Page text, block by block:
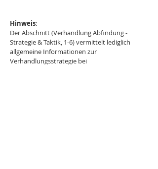
Hinweis:
Der Abschnitt (Verhandlung Abfindung -
Strategie & Taktik, 1-6) vermittelt lediglich
allgemeine Informationen zur
Verhandlungsstrategie bei